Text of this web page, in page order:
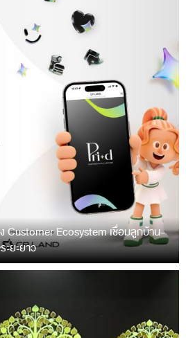
Customer Ecosystem เชื่อมลูกบ้าน-
ยะยาว